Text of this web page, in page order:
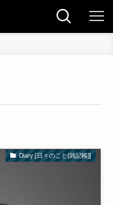
Diary [日々のこと(雑記帳)]